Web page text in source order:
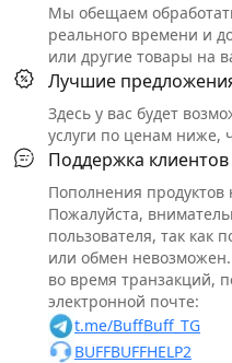
Мы обещаем
реального времени и
или другие товары на
Лучшие
Здесь у вас будет
услуги по ценам ниже,
Поддержка клиентов
Пополнения продуктов
Пожалуйста,
пользователя, так как
или обмен
во время транзакций,
электронной почте:
t.me/BuffBuff_TG
BUFFBUFFHELP2